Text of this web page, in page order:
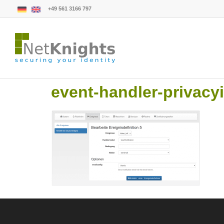
+49 561 3166 797
event-handler-